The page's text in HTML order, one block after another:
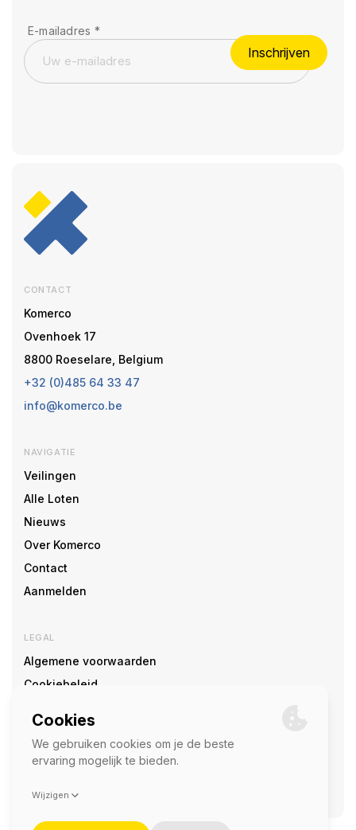
E-mailadres *
Inschrijven
CONTACT
Komerco
Ovenhoek 17
8800 Roeselare, Belgium
+32 (0)485 64 33 47
info@komerco.be
NAVIGATIE
Veilingen
Alle Loten
Nieuws
Over Komerco
Contact
Aanmelden
LEGAL
Algemene voorwaarden
Cookiebeleid
SOCIAL